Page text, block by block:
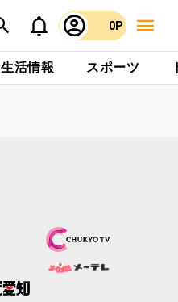
0P
生活情報 スポーツ